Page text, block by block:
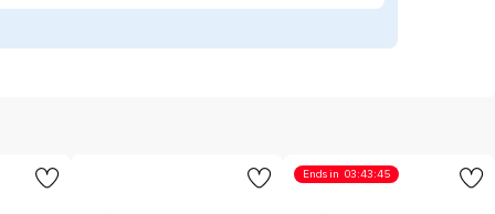
Ends in 03:43:45